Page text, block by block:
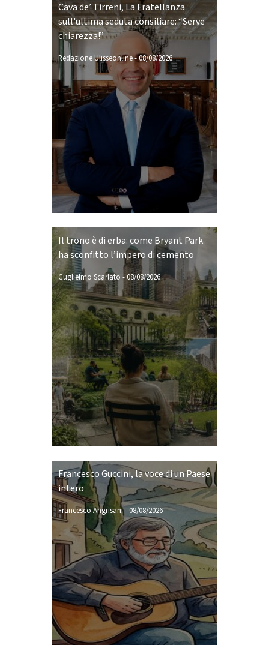
Cava de’ Tirreni, La Fratellanza
sull'ultima seduta consiliare: “Serve
chiarezza!”
Redazione Ulisseonline-08/08/2026
Il trono è di erba: come Bryant Park
ha sconfitto l’impero di cemento
Guglielmo Scarlato -08/08/2026
Francesco Guccini, la voce di un Paese
intero
Francesco Angrisani-08/08/2026